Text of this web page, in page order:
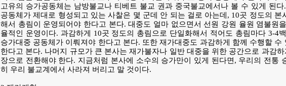
고유의 승가공동체는 남방불교나 티베트 불교 권과 중국불교에서나 볼 수 있게 된
공동체가 제대로 형성되고 있는 사찰은 몇 군데 안 되는 걸로 아는데, 10곳 정도의 본
해서 총림이 운영되어야 한다고 본다. 대중도 얼마 없으면서 선원 강원 율원 염불원
율적인 운영이다. 과감하게 10곳 정도의 총림으로 단일화해서 적어도 총림마다 3-4
승가대중 공동체가 이뤄져야 한다고 본다. 또한 재가대중도 과감하게 함께 수행할 수
한다고 본다. 나머지 규모가 큰 본사는 재가불자나 일반 대중을 위한 공간으로 과감하
장으로 전환해야 한다. 지금처럼 본사에 소수의 승가만이 있게 된다면, 우리의 전통
히 우리 불교계에서 사라져 버리고 말 것이다.